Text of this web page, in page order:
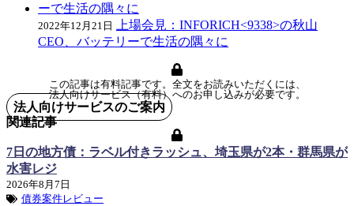
2022年12月21日
上場会見：INFORICH<9338>の秋山
CEO、バッテリーで生活の隅々に
この記事は有料記事です。全文をお読みいただくには、
法人向けサービス（有料）へのお申し込みが必要です。
法人向けサービスのご案内
関連記事
7日の地方債：ラベル付きラッシュ、埼玉県が2本・群馬県が
水害レジ
2026年8月7日
債券案件レビュー